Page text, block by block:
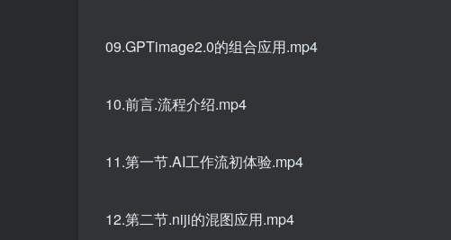
09.GPTimage2.0的组合应用.mp4
10.前言.流程介绍.mp4
11.第一节.AI工作流初体验.mp4
12.第二节.niji的混图应用.mp4